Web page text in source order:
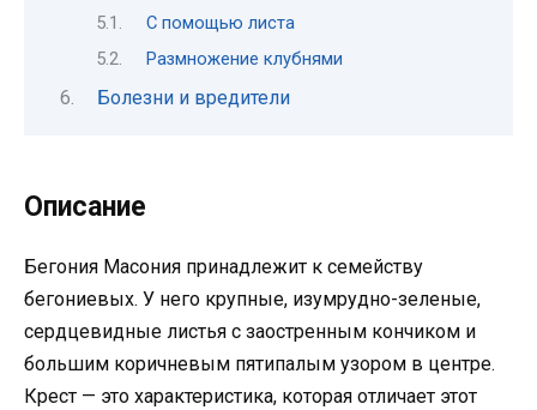
С помощью листа
Размножение клубнями
Болезни и вредители
Описание
Бегония Масония принадлежит к семейству
бегониевых. У него крупные, изумрудно-зеленые,
сердцевидные листья с заостренным кончиком и
большим коричневым пятипалым узором в центре.
Крест — это характеристика, которая отличает этот